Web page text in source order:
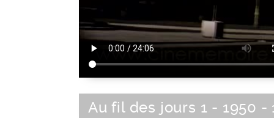
Au fil des jours 1 - 1950 -